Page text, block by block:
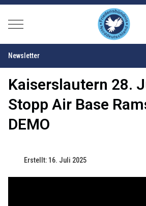
Mobile Menu Toggle
Newsletter
Kaiserslautern 28.
Stopp Air Base
DEMO
Erstellt: 16. Juli 2025